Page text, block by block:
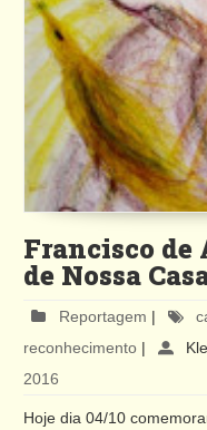
Francisco
de Nossa
Reportagem |
reconhecimento |
2016
Hoje dia 04/10